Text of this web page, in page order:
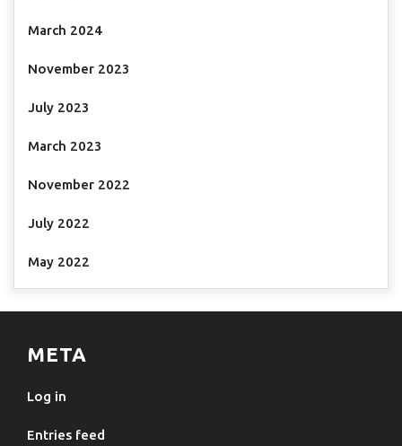
March 2024
November 2023
July 2023
March 2023
November 2022
July 2022
May 2022
META
Log in
Entries feed